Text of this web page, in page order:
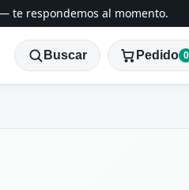
te respondemos al momento.
Buscar Pedido 0